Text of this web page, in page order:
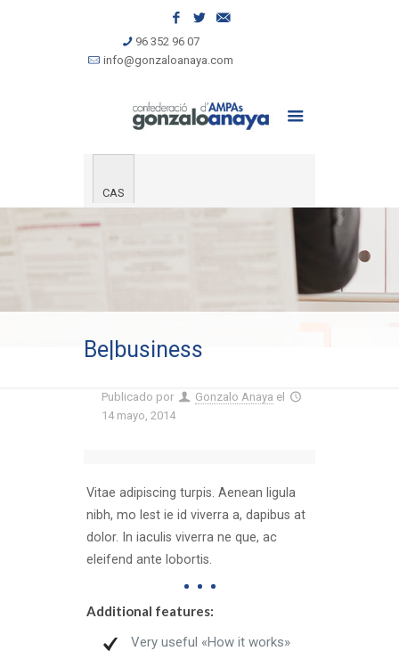
96 352 96 07
info@gonzaloanaya.com
CAS
Be|business
Publicado por Gonzalo Anaya el
14 mayo, 2014
Vitae adipiscing turpis. Aenean ligula
nibh, mo lest ie id viverra a, dapibus at
dolor. In iaculis viverra ne que, ac
eleifend ante lobortis.
Additional features:
Very useful «How it works»